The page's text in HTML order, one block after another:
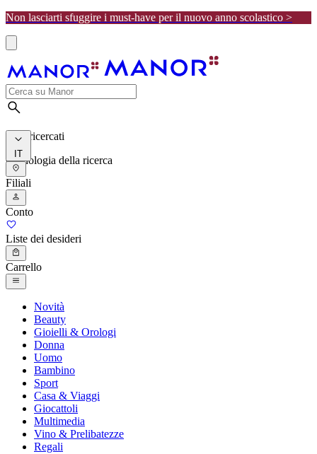
Non lasciarti sfuggire i must-have per il nuovo anno scolastico >
I più ricercati
Cronologia della ricerca
IT
Filiali
Conto
Liste dei desideri
Carrello
Novità
Beauty
Gioielli & Orologi
Donna
Uomo
Bambino
Sport
Casa & Viaggi
Giocattoli
Multimedia
Vino & Prelibatezze
Regali